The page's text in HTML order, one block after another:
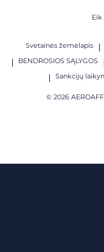
Svetainės žemėlapis
BENDROSIOS SĄLYGOS
Sankcijų
© 2026
Eik